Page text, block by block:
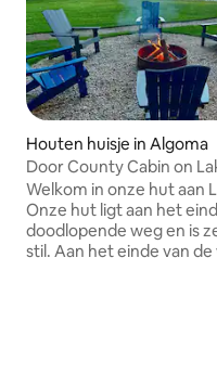
Houten huisje in Algoma
Door County Cabin on
Geen
Welkom in onze hut aan
Onze hut ligt aan het
doodlopende weg en is
stil. Aan het einde van de weg is een